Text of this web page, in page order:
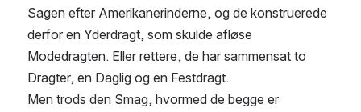
Sagen efter Amerikanerinderne, og de konstruerede
derfor en Yderdragt, som skulde afløse
Modedragten. Eller rettere, de har sammensat to
Dragter, en Daglig og en Festdragt.
Men trods den Smag, hvormed de begge er